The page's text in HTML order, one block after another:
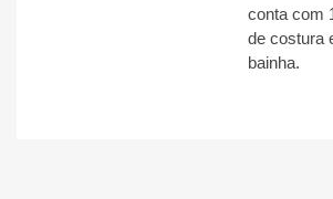
conta com
de costura
bainha.